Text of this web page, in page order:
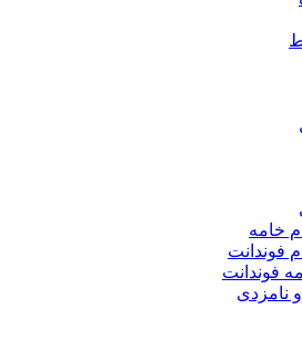
خامه
فوندانت
فوندانت
نامزدی